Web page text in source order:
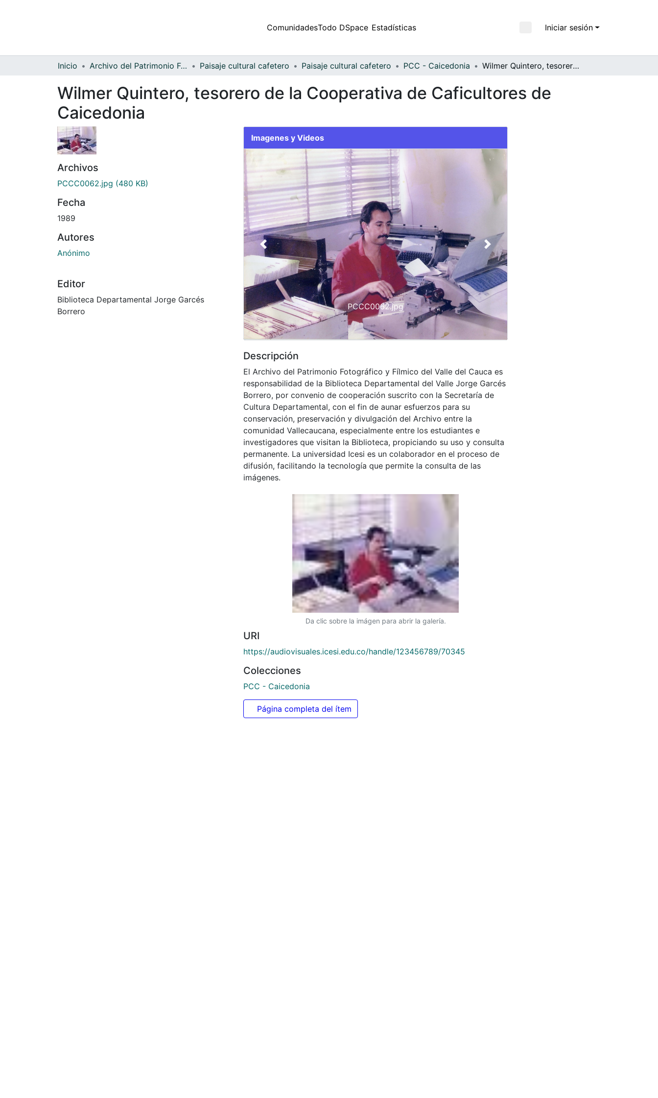
ComunidadesTodo DSpace Estadísticas Iniciar sesión
Inicio Archivo del Patrimonio Fotográfico y Fílmico del Valle del Cauca Paisaje cultural cafetero Paisaje cultural cafetero PCC - Caicedonia Wilmer Quintero, tesorero de la Cooperativa de Caficultores de Caicedonia
Wilmer Quintero, tesorero de la Cooperativa de Caficultores de
Caicedonia
Archivos
PCCC0062.jpg (480 KB)
Fecha
1989
Autores
Anónimo
Editor
Biblioteca Departamental Jorge Garcés
Borrero
Imagenes y Videos
Slide 1 of 1
PCCC0062.jpg
Previous Next
Descripción
El Archivo del Patrimonio Fotográfico y Fílmico del Valle del Cauca es
responsabilidad de la Biblioteca Departamental del Valle Jorge Garcés
Borrero, por convenio de cooperación suscrito con la Secretaría de
Cultura Departamental, con el fin de aunar esfuerzos para su
conservación, preservación y divulgación del Archivo entre la
comunidad Vallecaucana, especialmente entre los estudiantes e
investigadores que visitan la Biblioteca, propiciando su uso y consulta
permanente. La universidad Icesi es un colaborador en el proceso de
difusión, facilitando la tecnología que permite la consulta de las
imágenes.
Da clic sobre la imágen para abrir la galería.
URI
https://audiovisuales.icesi.edu.co/handle/123456789/70345
Colecciones
PCC - Caicedonia
Página completa del ítem